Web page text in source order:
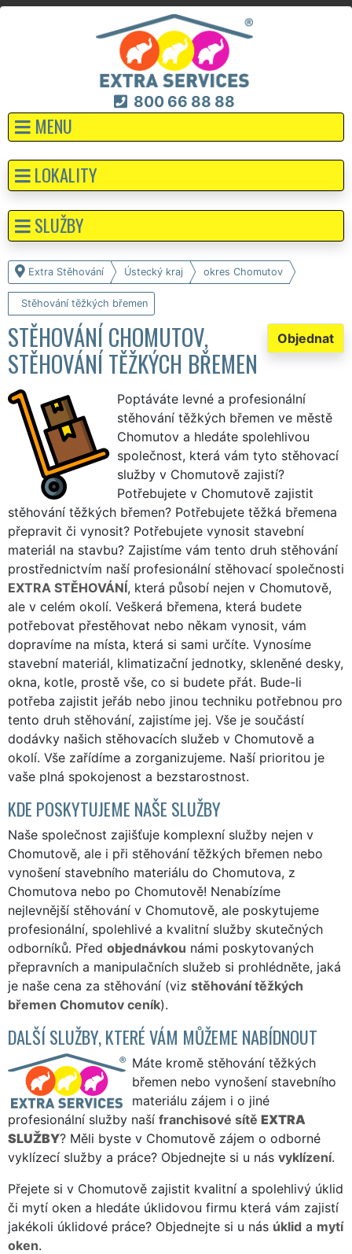
800 66 88 88
MENU
Extra Stěhování Ústecký kraj okres Chomutov
Stěhování těžkých břemen
Objednat
STĚHOVÁNÍ CHOMUTOV,
STĚHOVÁNÍ TĚŽKÝCH BŘEMEN
Poptáváte levné a profesionální
stěhování těžkých břemen ve městě
Chomutov a hledáte spolehlivou
společnost, která vám tyto stěhovací
služby v Chomutově zajistí?
Potřebujete v Chomutově zajistit
stěhování těžkých břemen? Potřebujete těžká břemena
přepravit či vynosit? Potřebujete vynosit stavební
materiál na stavbu? Zajistíme vám tento druh stěhování
prostřednictvím naší profesionální stěhovací společnosti
EXTRA STĚHOVÁNÍ, která působí nejen v Chomutově,
ale v celém okolí. Veškerá břemena, která budete
potřebovat přestěhovat nebo někam vynosit, vám
dopravíme na místa, která si sami určíte. Vynosíme
stavební materiál, klimatizační jednotky, skleněné desky,
okna, kotle, prostě vše, co si budete přát. Bude-li
potřeba zajistit jeřáb nebo jinou techniku potřebnou pro
tento druh stěhování, zajistíme jej. Vše je součástí
dodávky našich stěhovacích služeb v Chomutově a
okolí. Vše zařídíme a zorganizujeme. Naší prioritou je
vaše plná spokojenost a bezstarostnost.
KDE POSKYTUJEME NAŠE SLUŽBY
Naše společnost zajišťuje komplexní služby nejen v
Chomutově, ale i při stěhování těžkých břemen nebo
vynošení stavebního materiálu do Chomutova, z
Chomutova nebo po Chomutově! Nenabízíme
nejlevnější stěhování v Chomutově, ale poskytujeme
profesionální, spolehlivé a kvalitní služby skutečných
odborníků. Před objednávkou námi poskytovaných
přepravních a manipulačních služeb si prohlédněte, jaká
je naše cena za stěhování (viz stěhování těžkých
břemen Chomutov ceník).
DALŠÍ SLUŽBY, KTERÉ VÁM MŮŽEME NABÍDNOUT
Máte kromě stěhování těžkých
břemen nebo vynošení stavebního
materiálu zájem i o jiné
profesionální služby naší franchisové sítě EXTRA
SLUŽBY? Měli byste v Chomutově zájem o odborné
vyklízecí služby a práce? Objednejte si u nás vyklízení.
Přejete si v Chomutově zajistit kvalitní a spolehlivý úklid
či mytí oken a hledáte úklidovou firmu která vám zajistí
jakékoli úklidové práce? Objednejte si u nás úklid a mytí
oken.
LOKALITY
SLUŽBY